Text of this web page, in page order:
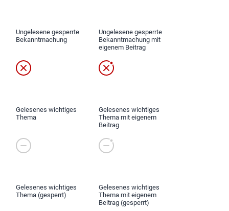
Ungelesene gesperrte
Bekanntmachung
Ungelesene gesperrte
Bekanntmachung mit
eigenem Beitrag
Gelesenes wichtiges
Thema
Gelesenes wichtiges
Thema mit eigenem
Beitrag
Gelesenes wichtiges
Thema (gesperrt)
Gelesenes wichtiges
Thema mit eigenem
Beitrag (gesperrt)